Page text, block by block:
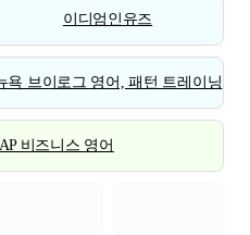
이디엄인유즈
욕 브이로그 영어, 패턴 트레이닝
비즈니스 영어